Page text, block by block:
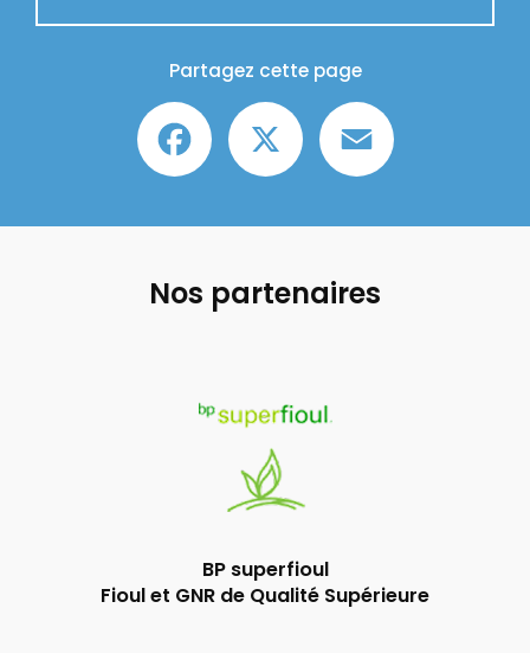
Partagez cette page
Facebook
Nos partenaires
BP superfioul
Fioul et GNR de Qualité Supérieure